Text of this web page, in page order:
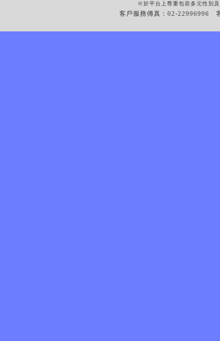
※於平台上尊重包容多元性別
客戶服務傳真：02-22996996